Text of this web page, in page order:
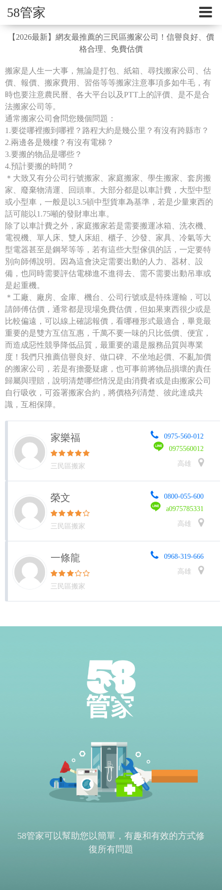
58管家
【2026最新】網友最推薦的三民區搬家公司！信譽良好、價
格合理、免費估價
搬家是人生一大事，無論是打包、紙箱、尋找搬家公司、估
價、報價、搬家費用、習俗等等搬家注意事項多如牛毛，有
時也要注意農民曆、各大平台以及PTT上的評價、是不是合
法搬家公司等。
通常搬家公司會問您幾個問題：
1.要從哪裡搬到哪裡？路程大約是幾公里？有沒有跨縣市？
2.兩邊各是幾樓？有沒有電梯？
3.要搬的物品是哪些？
4.預計要搬的時間？
＊大致又有分公司行號搬家、家庭搬家、學生搬家、套房搬
家、廢棄物清運、回頭車。大部分都是以車計費，大型中型
或小型車，一般是以3.5頓中型貨車為基準，若是少量東西的
話可能以1.75噸的發財車出車。
除了以車計費之外，家庭搬家若是需要搬運冰箱、洗衣機、
電視機、單人床、雙人床組、櫃子、沙發、家具、冷氣等大
型電器甚至是鋼琴等等，若有這些大型傢俱的話，一定要特
別向師傅說明。因為這會決定需要出動的人力、器材、設
備，也同時需要評估電梯進不進得去、需不需要出動吊車或
是起重機。
＊工廠、廠房、金庫、機台、公司行號或是特殊運輸，可以
請師傅估價，通常都是現場免費估價，但如果東西很少或是
比較偏遠，可以線上確認報價，看哪種形式最適合，畢竟最
重要的是雙方互信互惠，千萬不要一味的只比低價、便宜，
而造成惡性競爭降低品質，最重要的還是服務品質與專業
度！我們只推薦信譽良好、做口碑、不坐地起價、不亂加價
的搬家公司，若是有擔憂疑慮，也可事前將物品損壞的責任
歸屬與理賠，說明清楚哪些情況是由消費者或是由搬家公司
自行吸收，可簽署搬家合約，將價格列清楚、彼此達成共
識，互相保障。
家樂福
三民區搬家
0975-560-012
0975560012
高雄
榮文
三民區搬家
0800-055-600
a0975785331
高雄
一條龍
三民區搬家
0968-319-666
高雄
58管家可以幫助您以簡單，有趣和有效的方式修
復所有問題